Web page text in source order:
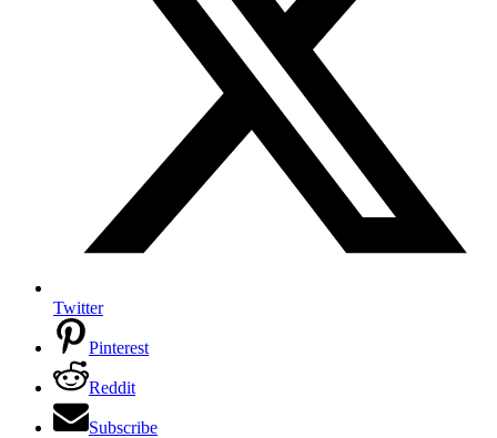
Twitter
Pinterest
Reddit
Subscribe